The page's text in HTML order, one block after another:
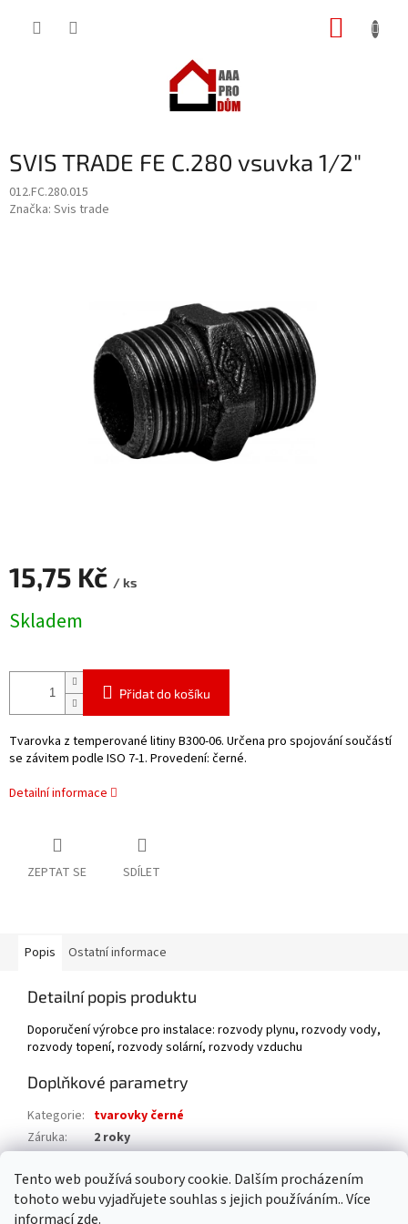
Tento web používá soubory cookie. Dalším procházením
tohoto webu vyjadřujete souhlas s jejich používáním.. Více
informacízde.
SVIS TRADE FE C.280 vsuvka 1/2"
012.FC.280.015
Značka: Svis trade
15,75 Kč / ks
cena:
Skladem
Přidat do košíku
Tvarovka z temperované litiny B300-06. Určena pro spojování součástí
se závitem podle ISO 7-1. Provedení: černé.
Detailní informace
ZEPTAT SE SDÍLET
Popis Ostatní informace
Detailní popis produktu
Doporučení výrobce pro instalace: rozvody plynu, rozvody vody,
rozvody topení, rozvody solární, rozvody vzduchu
Doplňkové parametry
Kategorie: tvarovky černé
Záruka:
2 roky
EAN: 8592018104464